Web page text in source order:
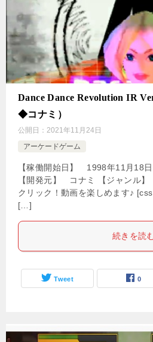
Dance Dance Revolution IR
◆コナミ）
公開日： 2021年11月24日
アーケードゲーム
【稼働開始日】 1998年11月18
【開発元】 コナミ 【ジャンル
クリック！動画を楽しめます♪
[…]
続きを読
Tweet 0